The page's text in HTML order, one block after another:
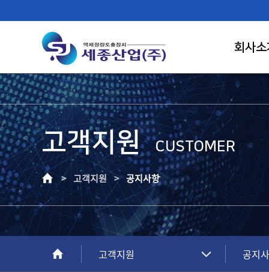
회사소
FIRST RANK OF LIQUID CONTROL
SAEJONG IND.
고객이 신뢰하는 기업, 고객만족의 가치를
창조하는 건실한 기업으로 성장하겠습니다.
고객지원 CUSTOMER
> 고객지원 >공지사항
고객지원 공지